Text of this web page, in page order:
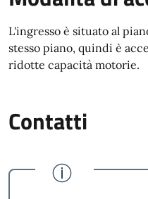
L'ingresso è situato al
stesso piano, quindi è
ridotte capacità motorie.
Contatti